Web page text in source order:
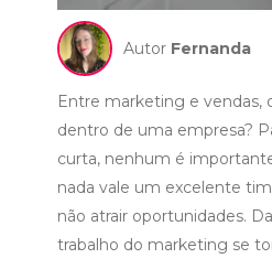
Autor Fernanda
Entre marketing e vendas,
dentro de uma empresa?
curta, nenhum é
nada vale um excelente
não atrair oportunidades.
trabalho do marketing se